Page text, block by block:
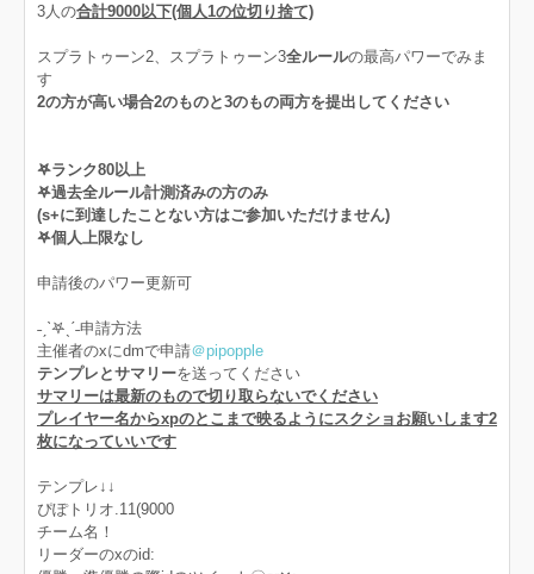
3人の合計9000以下(個人1の位切り捨て)
スプラトゥーン2、スプラトゥーン3全ルールの最高パワーでみま
す
2の方が高い場合2のものと3のもの両方を提出してください
𖤐ランク80以上
𖤐過去全ルール計測済みの方のみ
(s+に到達したことない方はご参加いただけません)
𖤐個人上限なし
申請後のパワー更新可
˗ˏˋ𖤐ˎˊ˗申請方法
主催者のxにdmで申請＠pipopple
テンプレとサマリーを送ってください
サマリーは最新のもので切り取らないでください
プレイヤー名からxpのとこまで映るようにスクショお願いします2
枚になっていいです
テンプレ↓↓
ぴぽトリオ.11(9000
チーム名！
リーダーのxのid: